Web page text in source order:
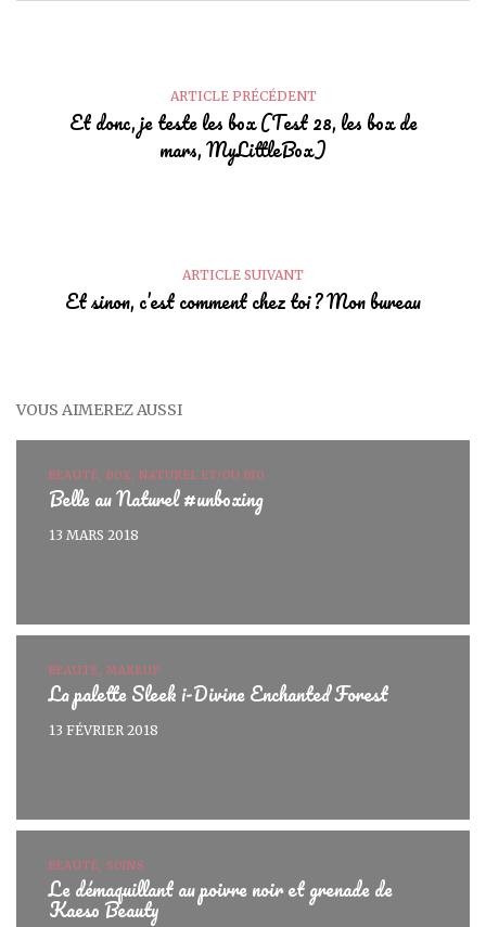
ARTICLE PRÉCÉDENT
Et donc, je teste les box (Test 28, les box de
mars, MyLittleBox)
ARTICLE SUIVANT
Et sinon, c’est comment chez toi ? Mon bureau
VOUS AIMEREZ AUSSI
BEAUTÉ, BOX, NATUREL ET/OU BIO
Belle au Naturel #unboxing
13 MARS 2018
BEAUTÉ, MAKEUP
La palette Sleek i-Divine Enchanted Forest
13 FÉVRIER 2018
BEAUTÉ, SOINS
Le démaquillant au poivre noir et grenade de
Kaeso Beauty